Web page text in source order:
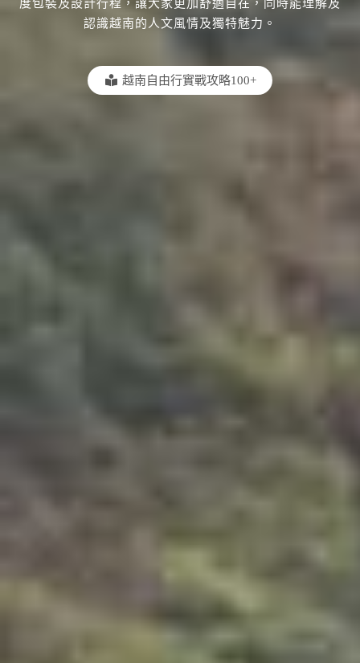
度包裝及設計行程，讓大家更加舒適自在，同時能理解及
認識越南的人文風情及獨特魅力。
越南自由行實戰攻略100+